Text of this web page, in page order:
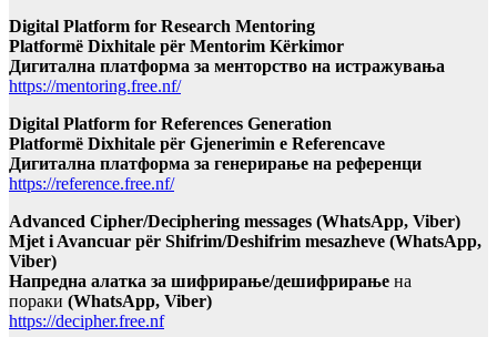
Digital Platform for Research Mentoring
Platformë Dixhitale për Mentorim Kërkimor
Дигитална платформа за менторство на истражувања
https://mentoring.free.nf/
Digital Platform for References Generation
Platformë Dixhitale për Gjenerimin e Referencave
Дигитална платформа за генерирање на референци
https://reference.free.nf/
Advanced Cipher/Deciphering messages (WhatsApp, Viber)
Mjet i Avancuar për Shifrim/Deshifrim mesazheve (WhatsApp,
Viber)
Напредна алатка за шифрирање/дешифрирање на
пораки (WhatsApp, Viber)
https://decipher.free.nf